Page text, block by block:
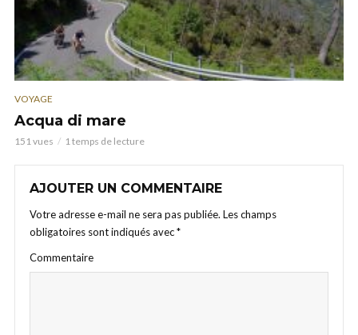
VOYAGE
Acqua di mare
151 vues 1 temps de lecture
AJOUTER UN COMMENTAIRE
Votre adresse e-mail ne sera pas publiée. Les champs
obligatoires sont indiqués avec*
Commentaire